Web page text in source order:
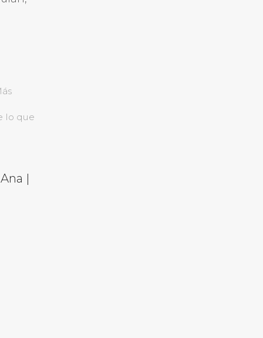
lo que
|